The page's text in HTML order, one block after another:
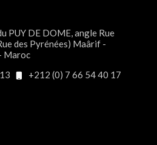
PUY DE DOME, angle Rue
des Pyrénées) Maârif -
Maroc
+212 (0) 7 66 54 40 17